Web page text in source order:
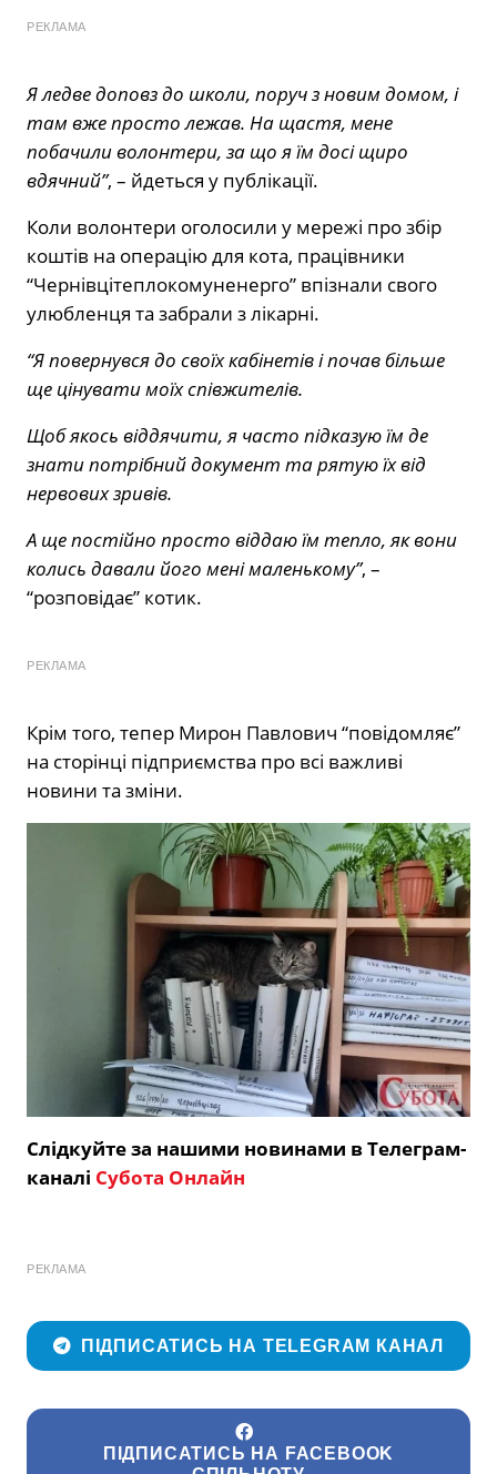
РЕКЛАМА
Я ледве доповз до школи, поруч з новим домом, і
там вже просто лежав. На щастя, мене
побачили волонтери, за що я їм досі щиро
вдячний”, – йдеться у публікації.
Коли волонтери оголосили у мережі про збір
коштів на операцію для кота, працівники
“Чернівцітеплокомуненерго” впізнали свого
улюбленця та забрали з лікарні.
“Я повернувся до своїх кабінетів і почав більше
ще цінувати моїх співжителів.
Щоб якось віддячити, я часто підказую їм де
знати потрібний документ та рятую їх від
нервових зривів.
А ще постійно просто віддаю їм тепло, як вони
колись давали його мені маленькому”, –
“розповідає” котик.
РЕКЛАМА
Крім того, тепер Мирон Павлович “повідомляє”
на сторінці підприємства про всі важливі
новини та зміни.
Слідкуйте за нашими новинами в Телеграм-
каналі Субота Онлайн
РЕКЛАМА
ПІДПИСАТИСЬ НА TELEGRAM КАНАЛ
ПІДПИСАТИСЬ НА FACEBOOK